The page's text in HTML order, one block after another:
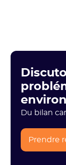
Du bilan
Prendre